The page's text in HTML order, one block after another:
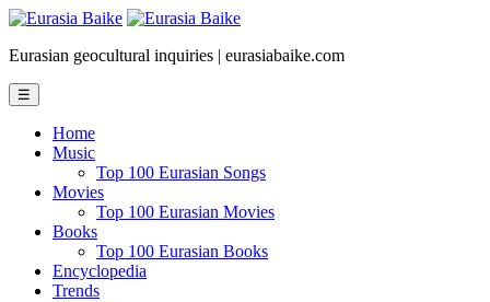
Eurasian geocultural inquiries | eurasiabaike.com
☰
Home
Music
Top 100 Eurasian Songs
Movies
Top 100 Eurasian Movies
Books
Top 100 Eurasian Books
Encyclopedia
Trends